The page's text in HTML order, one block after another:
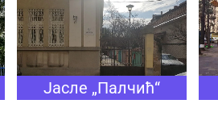
Јасле „Палчић“